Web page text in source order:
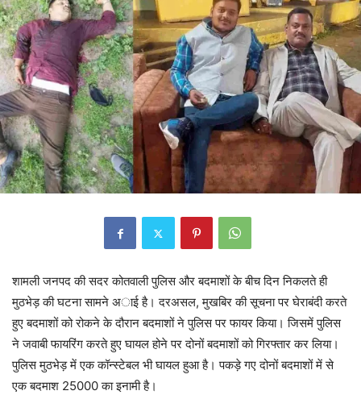
शामली जनपद की सदर कोतवाली पुलिस और बदमाशों के बीच दिन निकलते ही
मुठभेड़ की घटना सामने अाई है। दरअसल, मुखबिर की सूचना पर घेराबंदी करते
हुए बदमाशों को रोकने के दौरान बदमाशों ने पुलिस पर फायर किया। जिसमें पुलिस
ने जवाबी फायरिंग करते हुए घायल होने पर दोनों बदमाशों को गिरफ्तार कर लिया।
पुलिस मुठभेड़ में एक कॉन्स्टेबल भी घायल हुआ है। पकड़े गए दोनों बदमाशों में से
एक बदमाश 25000 का इनामी है।